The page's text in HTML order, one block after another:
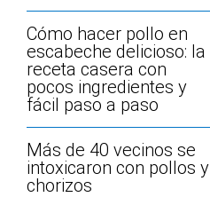
Cómo hacer pollo en
escabeche delicioso: la
receta casera con
pocos ingredientes y
fácil paso a paso
Más de 40 vecinos se
intoxicaron con pollos y
chorizos